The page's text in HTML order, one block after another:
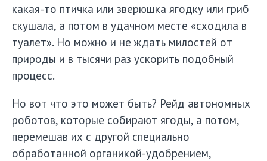
какая-то птичка или зверюшка ягодку или гриб
скушала, а потом в удачном месте «сходила в
туалет». Но можно и не ждать милостей от
природы и в тысячи раз ускорить подобный
процесс.
Но вот что это может быть? Рейд автономных
роботов, которые собирают ягоды, а потом,
перемешав их с другой специально
обработанной органикой-удобрением,